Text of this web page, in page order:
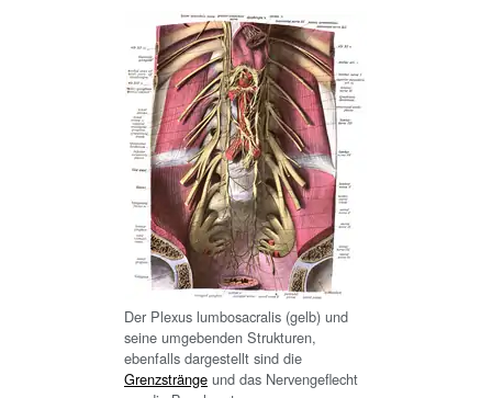
Der Plexus lumbosacralis (gelb) und
seine umgebenden Strukturen,
ebenfalls dargestellt sind die
Grenzstränge und das Nervengeflecht